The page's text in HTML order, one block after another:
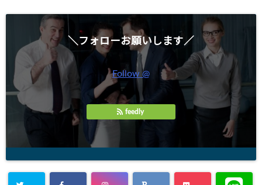
＼フォローお願いします／
Follow @
feedly